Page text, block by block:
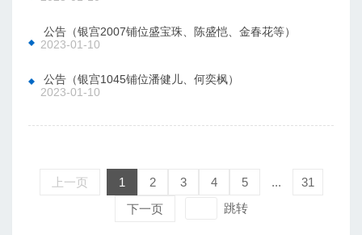
公告（银宫2007铺位盛宝珠、陈盛恺、金春花等）
2023-01-10
公告（银宫1045铺位潘健儿、何奕枫）
2023-01-10
上一页 1 2 3 4 5 ...
31
下一页
跳转